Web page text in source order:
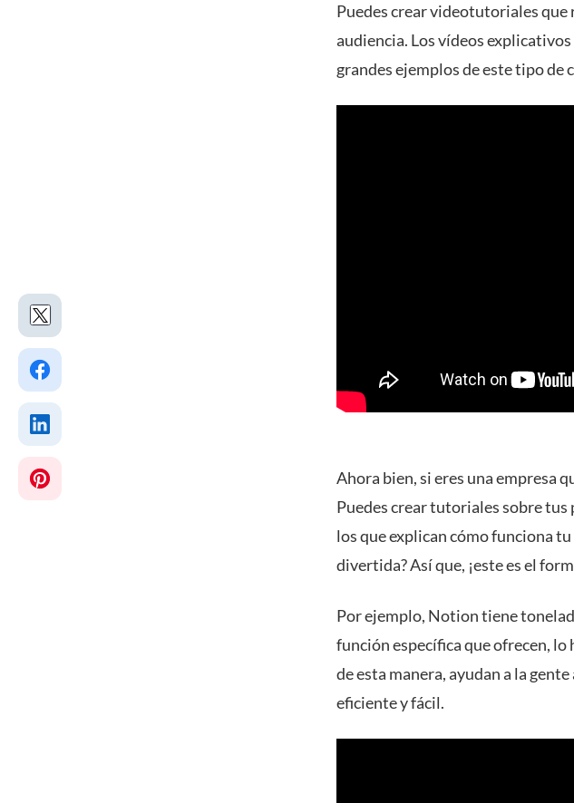
Puedes crear videotutoriales
audiencia. Los vídeos
grandes ejemplos de este tipo de
Ahora bien, si eres una empresa
Puedes crear tutoriales sobre tus
los que explican cómo funciona
divertida? Así que, ¡este es el
Por ejemplo, Notion tiene
función específica que ofrecen,
de esta manera, ayudan a la
eficiente y fácil.